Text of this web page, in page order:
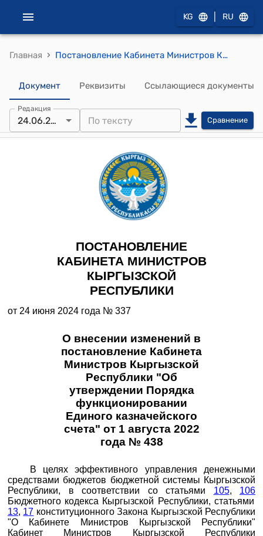
KG RU
Главная › Постановление Кабинета Министров КР от 24 июня 2024 года № 337 "О внесении изменений в постановление Кабинета Министров Кыргызской Республики "Об утверждении Порядка функционировании Единого казначейского счета" от 1 августа 2022 года № 438"
Документ Реквизиты Ссылающиеся документы
Редакция
24.06.2024 Сравнение